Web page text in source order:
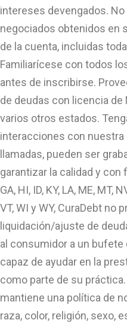
intereses devengados.
negociados obtenidos en
de la cuenta, incluidas
Familiarícese con todos
antes de inscribirse.
de deudas con licencia
varios otros estados.
interacciones con nuestra
llamadas, pueden ser
garantizar la calidad y con
GA, HI, ID, KY, LA, ME, MT,
VT, WI y WY, CuraDebt no
liquidación/ajuste de
al consumidor a un
capaz de ayudar en la
como parte de su
mantiene una política de
raza, color, religión, sexo,